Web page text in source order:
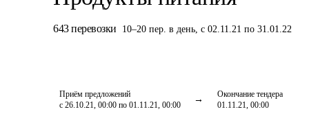
643 перевозки 10–20 пер. в день, с 02.11.21 по 31.01.22
Приём предложений
с 26.10.21, 00:00 по 01.11.21, 00:00
Окончание тендера
01.11.21, 00:00